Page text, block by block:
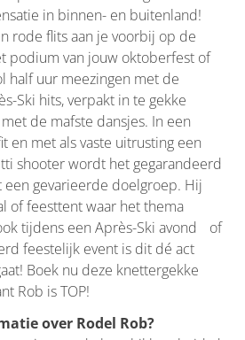
in binnen- en buitenland!
rode flits aan je voorbij op de
podium van jouw oktoberfest of
half uur meezingen met de
Ski hits, verpakt in te gekke
de mafste dansjes. In een
en met als vaste uitrusting een
shooter wordt het gegarandeerd
gevarieerde doelgroep. Hij
of feesttent waar het thema
tijdens een Après-Ski avond of
feestelijk event is dit dé act
Boek nu deze knettergekke
Rob is TOP!
over Rodel Rob?